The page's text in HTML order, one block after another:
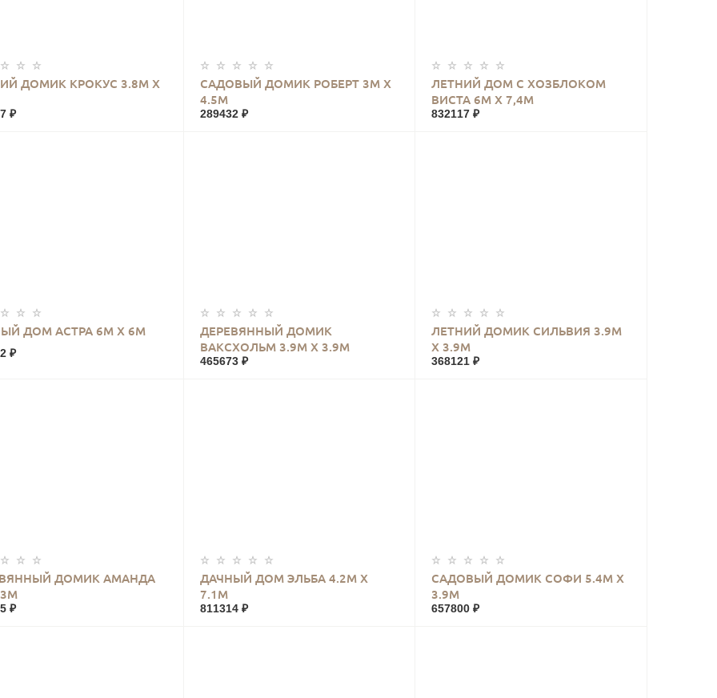
ДОМИК КРОКУС 3.8М Х
₽
КУПИТЬ
САДОВЫЙ ДОМИК РОБЕРТ 3М Х
4.5М
289432 ₽
КУПИТЬ
ЛЕТНИЙ ДОМ С ХОЗБЛОКОМ
ВИСТА 6М Х 7,4М
832117 ₽
КУПИТЬ
ДОМ АСТРА 6М Х 6М
₽
КУПИТЬ
ДЕРЕВЯННЫЙ ДОМИК
ВАКСХОЛЬМ 3.9М Х 3.9М
465673 ₽
КУПИТЬ
ЛЕТНИЙ ДОМИК СИЛЬВИЯ 3.9М
Х 3.9М
368121 ₽
КУПИТЬ
ДОМИК АМАНДА
₽
КУПИТЬ
ДАЧНЫЙ ДОМ ЭЛЬБА 4.2М Х
7.1М
811314 ₽
КУПИТЬ
САДОВЫЙ ДОМИК СОФИ 5.4М Х
3.9М
657800 ₽
КУПИТЬ